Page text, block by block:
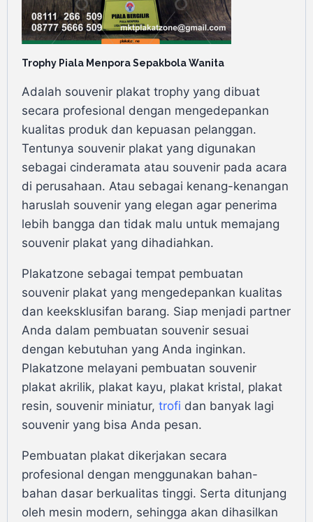
Trophy Piala Menpora Sepakbola Wanita
Adalah souvenir plakat trophy yang dibuat
secara profesional dengan mengedepankan
kualitas produk dan kepuasan pelanggan.
Tentunya souvenir plakat yang digunakan
sebagai cinderamata atau souvenir pada acara
di perusahaan. Atau sebagai kenang-kenangan
haruslah souvenir yang elegan agar penerima
lebih bangga dan tidak malu untuk memajang
souvenir plakat yang dihadiahkan.
Plakatzone sebagai tempat pembuatan
souvenir plakat yang mengedepankan kualitas
dan keeksklusifan barang. Siap menjadi partner
Anda dalam pembuatan souvenir sesuai
dengan kebutuhan yang Anda inginkan.
Plakatzone melayani pembuatan souvenir
plakat akrilik, plakat kayu, plakat kristal, plakat
resin, souvenir miniatur, trofi dan banyak lagi
souvenir yang bisa Anda pesan.
Pembuatan plakat dikerjakan secara
profesional dengan menggunakan bahan-
bahan dasar berkualitas tinggi. Serta ditunjang
oleh mesin modern, sehingga akan dihasilkan